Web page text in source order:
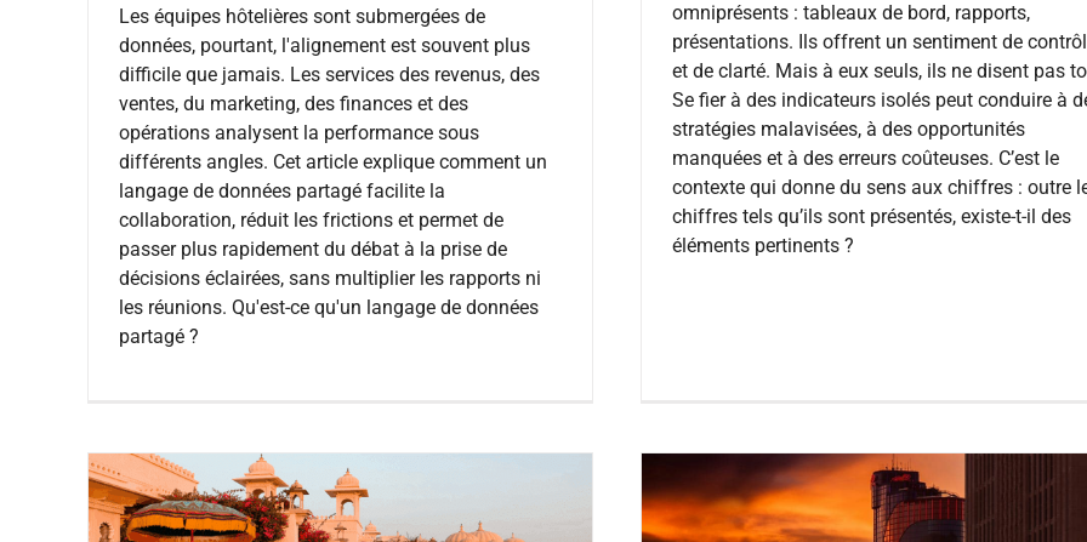
Les équipes hôtelières sont submergées de
données, pourtant, l'alignement est souvent plus
difficile que jamais. Les services des revenus, des
ventes, du marketing, des finances et des
opérations analysent la performance sous
différents angles. Cet article explique comment un
langage de données partagé facilite la
collaboration, réduit les frictions et permet de
passer plus rapidement du débat à la prise de
décisions éclairées, sans multiplier les rapports ni
les réunions. Qu'est-ce qu'un langage de données
partagé ?
omniprésents : tableaux de bord, rapports,
présentations. Ils offrent un sentiment de
et de clarté. Mais à eux seuls, ils ne disent pas
Se fier à des indicateurs isolés peut conduire à
stratégies malavisées, à des opportunités
manquées et à des erreurs coûteuses. C’est le
contexte qui donne du sens aux chiffres : outre
chiffres tels qu’ils sont présentés, existe-t-il des
éléments pertinents ?